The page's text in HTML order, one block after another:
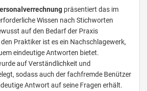
präsentiert das im
Wissen nach Stichworten
auf den Bedarf der Praxis
Praktiker ist es ein Nachschlagewerk,
eindeutige Antworten bietet.
auf Verständlichkeit und
sodass auch der fachfremde Benützer
Antwort auf seine Fragen erhält.